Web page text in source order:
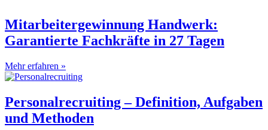
Mitarbeitergewinnung Handwerk:
Garantierte Fachkräfte in 27 Tagen
Mehr erfahren »
Personalrecruiting – Definition, Aufgaben
und Methoden